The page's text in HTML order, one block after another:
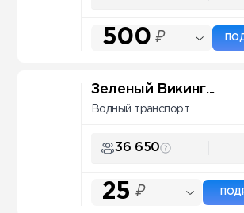
500 ₽
Зеленый Викинг...
Водный транспорт
36 650
25 ₽